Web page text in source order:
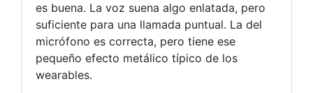
es buena. La voz suena algo enlatada, pero
suficiente para una llamada puntual. La del
micrófono es correcta, pero tiene ese
pequeño efecto metálico típico de los
wearables.